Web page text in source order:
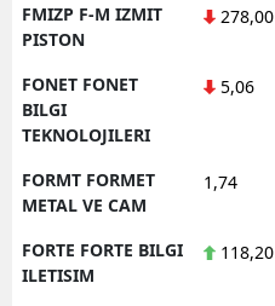
FMIZP F-M IZMIT
PISTON
278,00
FONET FONET
BILGI
TEKNOLOJILERI
5,06
FORMT FORMET
METAL VE CAM
1,74
FORTE FORTE BILGI
ILETISIM
118,20